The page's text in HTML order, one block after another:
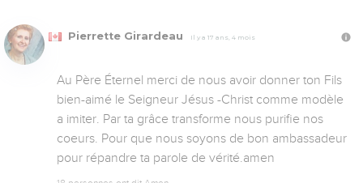
Pierrette Girardeau Il y a 17 ans, 4 mois
Au Père Éternel merci de nous avoir donner ton Fils
bien-aimé le Seigneur Jésus -Christ comme modèle
a imiter. Par ta grâce transforme nous purifie nos
coeurs. Pour que nous soyons de bon ambassadeur
pour répandre ta parole de vérité.amen